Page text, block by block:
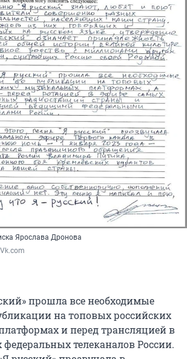
Ярослава Дронова
прошла все необходимые
на топовых российских
и перед трансляцией в
телеканалов России.